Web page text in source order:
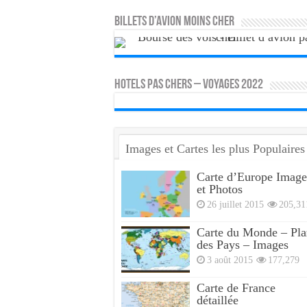
Billets d’avion moins cher
HOTELS PAS CHERS – VOYAGES 2022
Images et Cartes les plus Populaires
Carte d’Europe
et Photos
26 juillet 2015
Carte du Monde –
des Pays – Images
3 août 2015 177,279
Carte de France
détaillée